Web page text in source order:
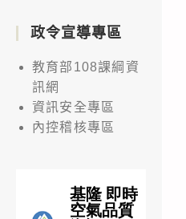
政令宣導專區
教育部108課綱資
訊網
資訊安全專區
內控稽核專區